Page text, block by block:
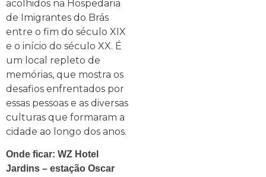
acolhidos na Hospedaria
de Imigrantes do Brás
entre o fim do século XIX
e o início do século XX. É
um local repleto de
memórias, que mostra os
desafios enfrentados por
essas pessoas e as diversas
culturas que formaram a
cidade ao longo dos anos.
Onde ficar: WZ Hotel
Jardins – estação Oscar